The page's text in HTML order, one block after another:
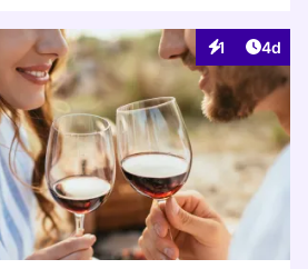
1
Interaktionen
4d